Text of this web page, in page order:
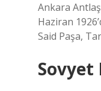
Ankara
Haziran
Said Paşa,
Sovyet